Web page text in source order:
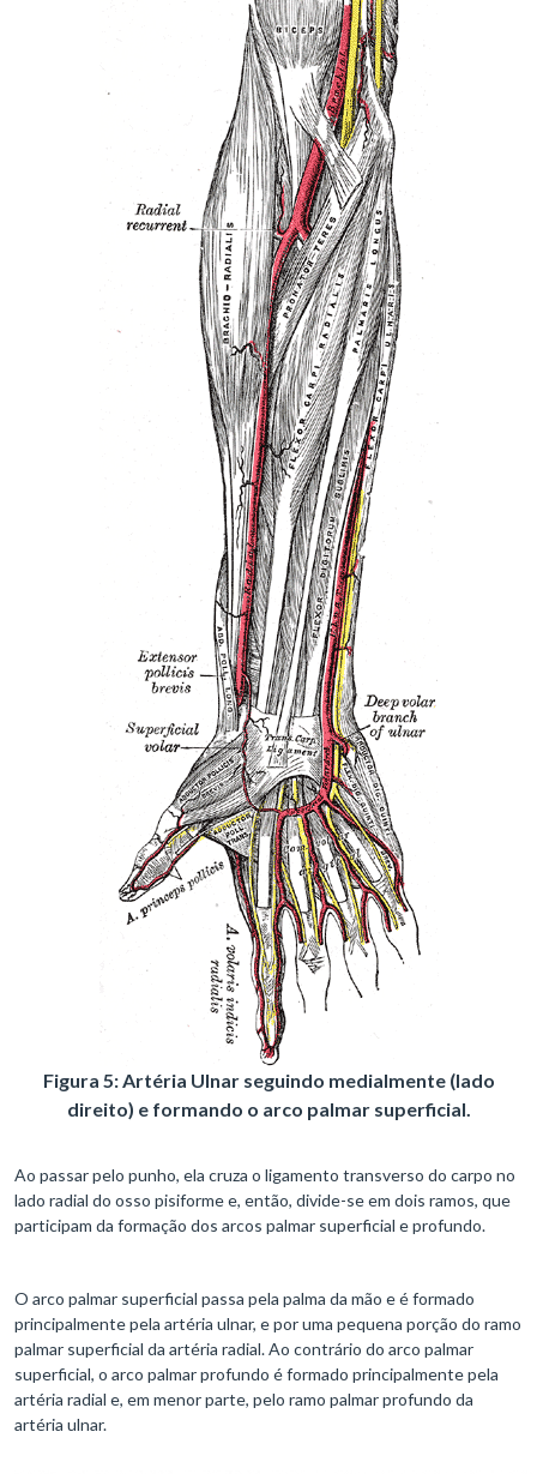
Figura 5: Artéria Ulnar seguindo medialmente (lado
direito) e formando o arco palmar superficial.
Ao passar pelo punho, ela cruza o ligamento transverso do carpo no
lado radial do osso pisiforme e, então, divide-se em dois ramos, que
participam da formação dos arcos palmar superficial e profundo.
O arco palmar superficial passa pela palma da mão e é formado
principalmente pela artéria ulnar, e por uma pequena porção do ramo
palmar superficial da artéria radial. Ao contrário do arco palmar
superficial, o arco palmar profundo é formado principalmente pela
artéria radial e, em menor parte, pelo ramo palmar profundo da
artéria ulnar.